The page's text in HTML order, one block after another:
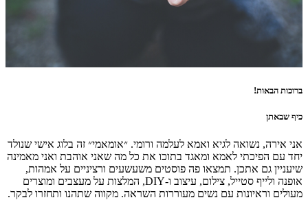
ברוכות הבאות!
כיף שבאתן
אני אירה, נשואה לגיא ואמא לעלמה ורומי. ״אומאמי״ זה בלוג אישי שנולד
יחד עם הפיכתי לאמא ומאגד בתוכו את כל מה שאני אוהבת ואני מאמינה
שיעניין גם אתכן. תמצאו פה פוסטים משעשעים ורציניים על אמהות,
אופנה ולייף סטייל, צילום, עיצוב ו-DIY, המלצות על מעצבים ומוצרים
מעולים וראיונות עם נשים מעוררות השראה. מקווה שתהנו ותחזרו לבקר.